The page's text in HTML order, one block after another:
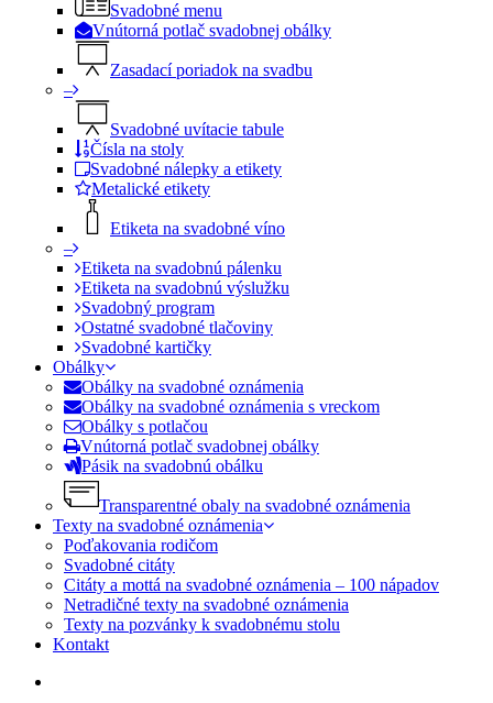
Svadobné menu
Vnútorná potlač svadobnej obálky
Zasadací poriadok na svadbu
–
Svadobné uvítacie tabule
Čísla na stoly
Svadobné nálepky a etikety
Metalické etikety
Etiketa na svadobné víno
–
Etiketa na svadobnú pálenku
Etiketa na svadobnú výslužku
Svadobný program
Ostatné svadobné tlačoviny
Svadobné kartičky
Obálky
Obálky na svadobné oznámenia
Obálky na svadobné oznámenia s vreckom
Obálky s potlačou
Vnútorná potlač svadobnej obálky
Pásik na svadobnú obálku
Transparentné obaly na svadobné oznámenia
Texty na svadobné oznámenia
Poďakovania rodičom
Svadobné citáty
Citáty a mottá na svadobné oznámenia – 100 nápadov
Netradičné texty na svadobné oznámenia
Texty na pozvánky k svadobnému stolu
Kontakt